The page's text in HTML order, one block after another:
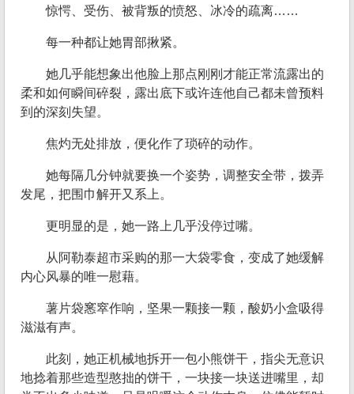
惊愕、受伤、被背叛的愤怒、冰冷的疏离……
每一种都让她胃部揪紧。
她几乎能想象出他脸上那点刚刚才能正常流露出的
柔和如何瞬间碎裂，露出底下或许连他自己都未曾预料
到的深刻失望。
焦灼无处排放，便化作了琐碎的动作。
她每隔几分钟就要换一个姿势，调整安全带，拨弄
发尾，把围巾解开又系上。
更明显的是，她一路上几乎没停过嘴。
从阿勒泰超市采购的那一大袋零食，变成了她缓解
内心风暴的唯一慰藉。
薯片袋窸窣作响，坚果一颗接一颗，酸奶小盒吸得
滋滋有声。
此刻，她正机械地拆开一包小熊饼干，指尖无意识
地捻着那些造型憨拙的饼干，一块接一块送进嘴里，却